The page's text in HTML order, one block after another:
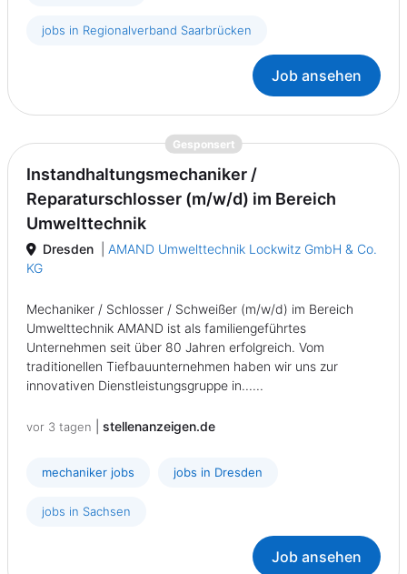
jobs in Regionalverband Saarbrücken
Job ansehen
Gesponsert{prompt.job}
Instandhaltungsmechaniker /
Reparaturschlosser (m/w/d) im Bereich
Umwelttechnik
Dresden
AMAND Umwelttechnik Lockwitz GmbH & Co.
KG
Mechaniker / Schlosser / Schweißer (m/w/d) im Bereich
Umwelttechnik AMAND ist als familiengeführtes
Unternehmen seit über 80 Jahren erfolgreich. Vom
traditionellen Tiefbauunternehmen haben wir uns zur
innovativen Dienstleistungsgruppe in......
vor 3 tagen stellenanzeigen.de
mechaniker jobs jobs in Dresden
jobs in Sachsen
Job ansehen